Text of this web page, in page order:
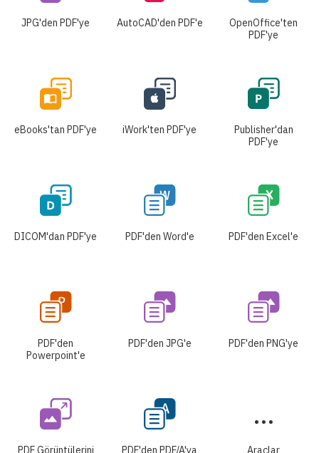
JPG'den PDF'ye AutoCAD'den PDF'e
OpenOffice'ten
PDF'ye
eBooks'tan PDF'ye iWork'ten PDF'ye
Publisher'dan
PDF'ye
DICOM'dan PDF'ye PDF'den Word'e PDF'den Excel'e
PDF'den
Powerpoint'e
PDF'den JPG'e PDF'den PNG'ye
PDF Görüntülerini
PDF'den PDF/A'ya Araçlar